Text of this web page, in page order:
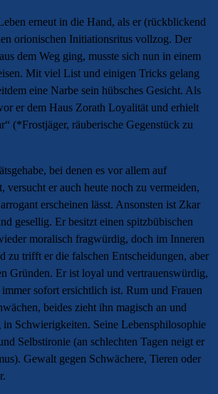
erneut in die Hand, als er (rückblickend
orionischen Initiationsritus vollzog. Der
dem Weg ging, musste sich nun in einem
Mit viel List und einigen Tricks gelang
eine Narbe sein hübsches Gesicht. Als
er dem Haus Zorath Loyalität und erhielt
(*Frostjäger, räuberische Gegenstück zu
bei denen es vor allem auf
versucht er auch heute noch zu vermeiden,
erscheinen lässt. Ansonsten ist Zkar
gesellig. Er besitzt einen spitzbübischen
moralisch fragwürdig, doch im Inneren
zu trifft er die falschen Entscheidungen, aber
Gründen. Er ist loyal und vertrauenswürdig,
sofort ersichtlich ist. Rum und Frauen
beides zieht ihn magisch an und
Schwierigkeiten. Seine Lebensphilosophie
Selbstironie (an schlechten Tagen neigt er
Gewalt gegen Schwächere, Tieren oder